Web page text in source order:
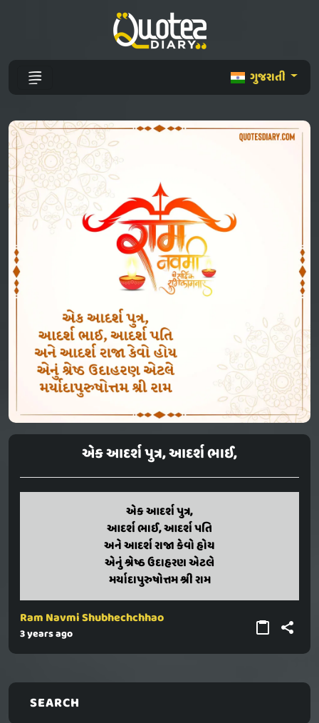
ગુજરાતી
એક આદર્શ પુત્ર, આદર્શ ભાઈ,
એક આદર્શ પુત્ર,
આદર્શ ભાઈ, આદર્શ પતિ
અને આદર્શ રાજા કેવો હોય
એનું શ્રેષ્ઠ ઉદાહરણ એટલે
મર્યાદાપુરુષોત્તમ શ્રી રામ
ek adarsh putr,
adarsh bhai, adarsh pati
ane adarsh raj kevo hoy
enu sreshth udaharan etale
maryadapurushottam sri ram
Ram Navmi Shubhechchhao
3 years ago
SEARCH